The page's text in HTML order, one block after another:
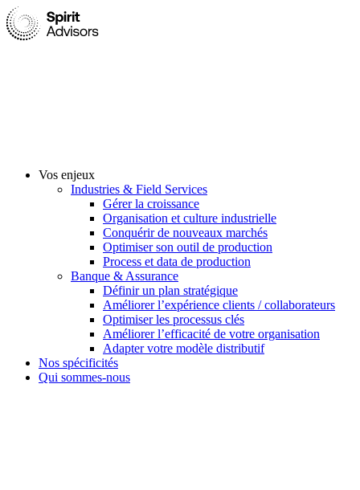
Vos enjeux
Industries & Field Services
Gérer la croissance
Organisation et culture industrielle
Conquérir de nouveaux marchés
Optimiser son outil de production
Process et data de production
Banque & Assurance
Définir un plan stratégique
Améliorer l’expérience clients / collaborateurs
Optimiser les processus clés
Améliorer l’efficacité de votre organisation
Adapter votre modèle distributif
Nos spécificités
Qui sommes-nous